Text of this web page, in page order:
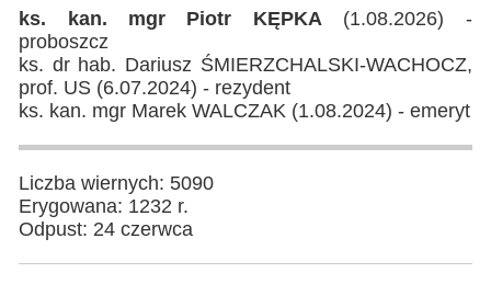
ks. kan. mgr Piotr KĘPKA (1.08.2026) -
proboszcz
ks. dr hab. Dariusz ŚMIERZCHALSKI-WACHOCZ,
prof. US (6.07.2024) - rezydent
ks. kan. mgr Marek WALCZAK (1.08.2024) - emeryt
Liczba wiernych: 5090
Erygowana: 1232 r.
Odpust: 24 czerwca